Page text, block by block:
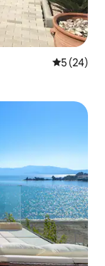
Средна
5 (24)